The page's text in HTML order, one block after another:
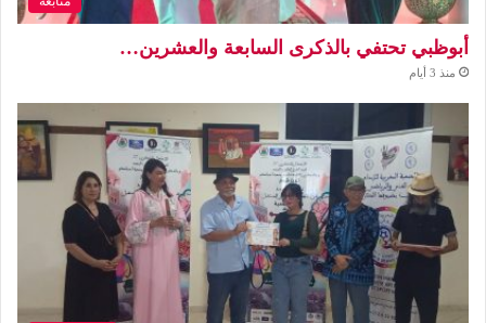
أبوظبي تحتفي بالذكرى السابعة والعشرين…
منذ 3 أيام